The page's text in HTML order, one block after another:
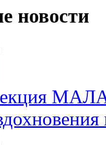
новости